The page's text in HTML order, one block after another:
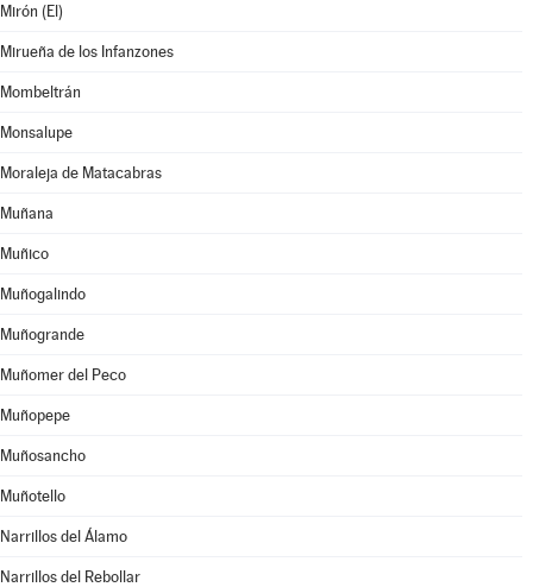
Mirón (El)
Mirueña de los Infanzones
Mombeltrán
Monsalupe
Moraleja de Matacabras
Muñana
Muñico
Muñogalindo
Muñogrande
Muñomer del Peco
Muñopepe
Muñosancho
Muñotello
Narrillos del Álamo
Narrillos del Rebollar